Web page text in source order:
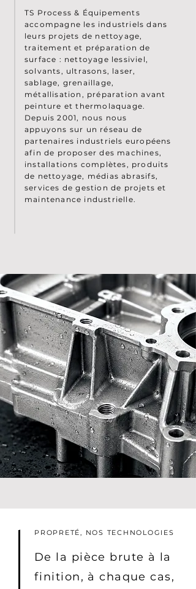
TS Process & Équipements
accompagne les industriels dans
leurs projets de nettoyage,
traitement et préparation de
surface : nettoyage lessiviel,
solvants, ultrasons, laser,
sablage, grenaillage,
métallisation, préparation avant
peinture et thermolaquage.
Depuis 2001, nous nous
appuyons sur un réseau de
partenaires industriels européens
afin de proposer des machines,
installations complètes, produits
de nettoyage, médias abrasifs,
services de gestion de projets et
maintenance industrielle.
PROPRETÉ, NOS TECHNOLOGIES
De la pièce brute à la
finition, à chaque cas,